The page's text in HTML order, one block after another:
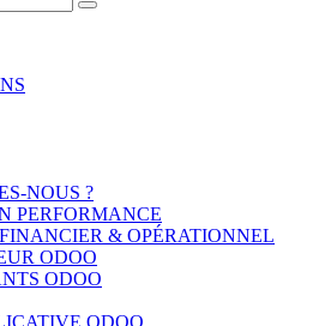
NOUS ?
PERFORMANCE
& OPÉRATIONNEL
ODOO
ODOO